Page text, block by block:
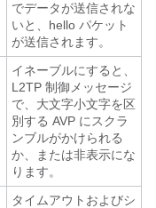
でデータが送信されな
いと、hello パケット
が送信されます。
イネーブルにすると、
L2TP 制御メッセージ
で、大文字小文字を区
別する AVP にスクラ
ンブルがかけられる
か、または非表示にな
ります。
タイムアウトおよびシ